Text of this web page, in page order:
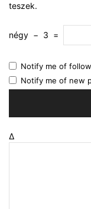
teszek.
négy − 3 =
Notify me of
Notify me of new
Δ